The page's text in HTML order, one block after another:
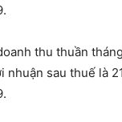
thu thuần
nhuận sau thuế là